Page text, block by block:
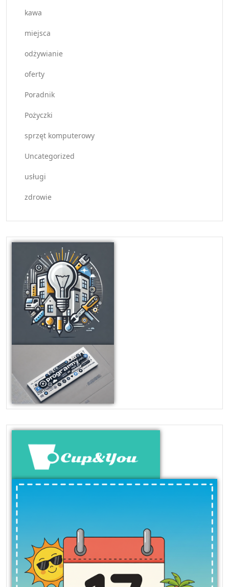
kawa
miejsca
odżywianie
oferty
Poradnik
Pożyczki
sprzęt komputerowy
Uncategorized
usługi
zdrowie